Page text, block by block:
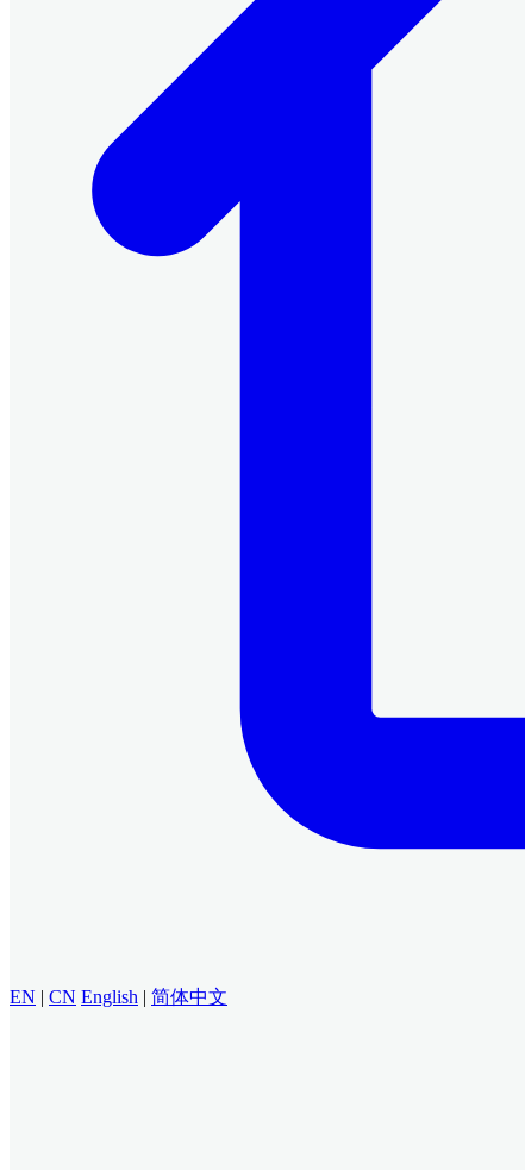
EN | CN English | 简体中文